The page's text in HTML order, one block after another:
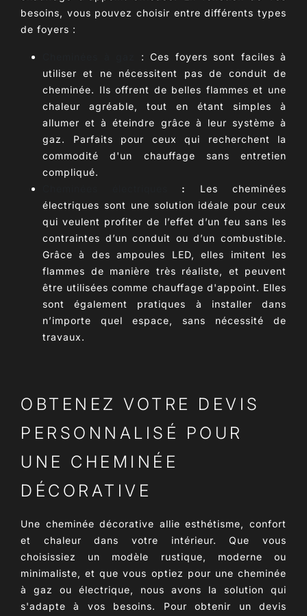
besoins, vous pouvez choisir entre différents types
de foyers :
: Ces foyers sont faciles à
utiliser et ne nécessitent pas de conduit de
cheminée. Ils offrent de belles flammes et une
chaleur agréable, tout en étant simples à
allumer et à éteindre grâce à leur système à
gaz. Parfaits pour ceux qui recherchent la
commodité d'un chauffage sans entretien
compliqué.
:
Les cheminées
électriques sont une solution idéale pour ceux
qui veulent profiter de l’effet d’un feu sans les
contraintes d’un conduit ou d’un combustible.
Grâce à des ampoules LED, elles imitent les
flammes de manière très réaliste, et peuvent
être utilisées comme chauffage d'appoint. Elles
sont également pratiques à installer dans
n’importe quel espace, sans nécessité de
travaux.
OBTENEZ VOTRE DEVIS
PERSONNALISÉ POUR
UNE CHEMINÉE
DÉCORATIVE
Une cheminée décorative allie esthétisme, confort
et chaleur dans votre intérieur. Que vous
choisissiez un modèle rustique, moderne ou
minimaliste, et que vous optiez pour une cheminée
à gaz ou électrique, nous avons la solution qui
s'adapte à vos besoins. Pour obtenir un devis